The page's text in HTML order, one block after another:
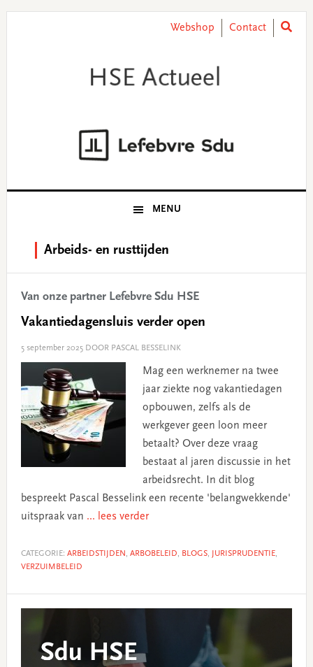
Webshop Contact
MENU
Arbeids- en rusttijden
Van onze partner Lefebvre Sdu HSE
Vakantiedagensluis verder open
5 september 2025DOOR PASCAL BESSELINK
Mag een werknemer na twee
jaar ziekte nog vakantiedagen
opbouwen, zelfs als de
werkgever geen loon meer
betaalt? Over deze vraag
bestaat al jaren discussie in het
arbeidsrecht. In dit blog
bespreekt Pascal Besselink een recente 'belangwekkende'
uitspraak van ... lees verder
CATEGORIE: ARBEIDSTIJDEN , ARBOBELEID, BLOGS, JURISPRUDENTIE,
VERZUIMBELEID
Primary
Sidebar